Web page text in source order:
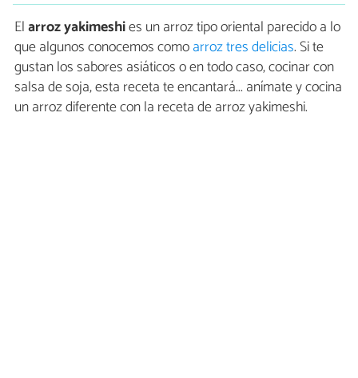
Elarroz yakimeshies un arroz tipo oriental parecido a lo
que algunos conocemos comoarroz tres delicias. Si te
gustan los sabores asiáticos o en todo caso, cocinar con
salsa de soja, esta receta te encantará... anímate y cocina
un arroz diferente con la receta de arroz yakimeshi.